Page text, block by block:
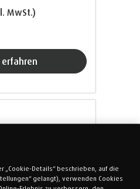
MwSt.)
erfahren
„Cookie-Details“ beschrieben, auf die
gelangt), verwenden Cookies